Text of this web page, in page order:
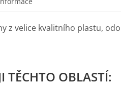
z velice kvalitního plastu,